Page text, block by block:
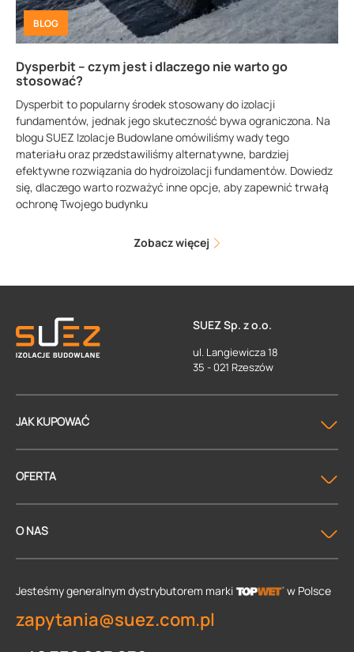
BLOG
Dysperbit – czym jest i dlaczego nie warto go
stosować?
Dysperbit to popularny środek stosowany do izolacji
fundamentów, jednak jego skuteczność bywa ograniczona. Na
blogu SUEZ Izolacje Budowlane omówiliśmy wady tego
materiału oraz przedstawiliśmy alternatywne, bardziej
efektywne rozwiązania do hydroizolacji fundamentów. Dowiedz
się, dlaczego warto rozważyć inne opcje, aby zapewnić trwałą
ochronę Twojego budynku
Zobacz więcej
SUEZ Sp. z o.o.
ul. Langiewicza 18
35 - 021 Rzeszów
JAK KUPOWAĆ
OFERTA
O NAS
Jesteśmy generalnym dystrybutorem marki w Polsce
zapytania@suez.com.pl